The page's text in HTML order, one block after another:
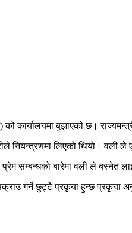
कार्यालयमा बुझाएको छ।
नियन्त्रणमा लिएको थियो। वली
सम्बन्धको बारेमा वली ले बस्नेत
गर्ने छुट्टै प्रकृया हुन्छ प्रकृया